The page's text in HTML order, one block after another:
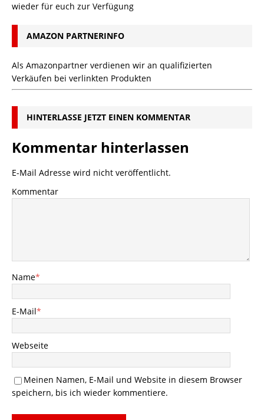
wieder für euch zur Verfügung
AMAZON PARTNERINFO
Als Amazonpartner verdienen wir an qualifizierten
Verkäufen bei verlinkten Produkten
HINTERLASSE JETZT EINEN KOMMENTAR
Kommentar hinterlassen
E-Mail Adresse wird nicht veröffentlicht.
Kommentar
Name*
E-Mail*
Webseite
Meinen Namen, E-Mail und Website in diesem Browser
speichern, bis ich wieder kommentiere.